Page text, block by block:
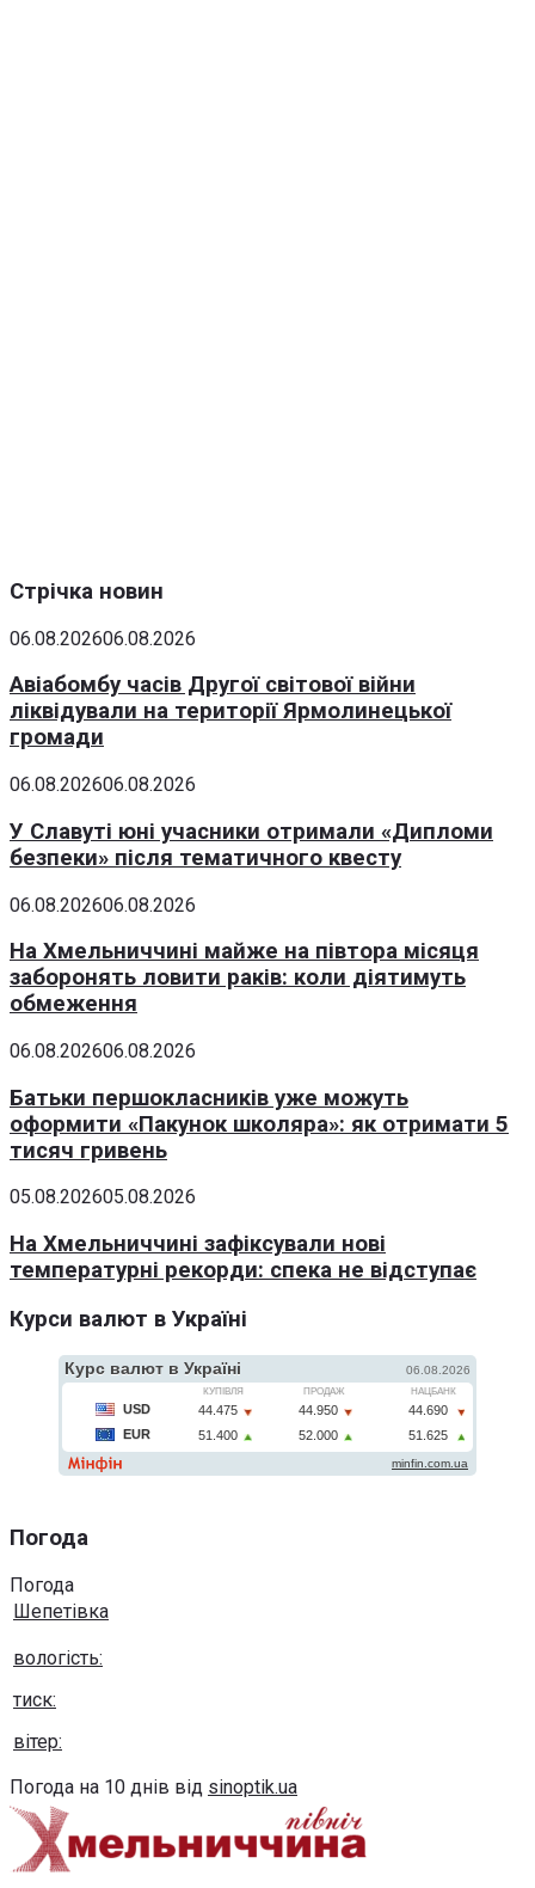
Стрічка новин
06.08.202606.08.2026
Авіабомбу часів Другої світової війни
ліквідували на території Ярмолинецької
громади
06.08.202606.08.2026
У Славуті юні учасники отримали «Дипломи
безпеки» після тематичного квесту
06.08.202606.08.2026
На Хмельниччині майже на півтора місяця
заборонять ловити раків: коли діятимуть
обмеження
06.08.202606.08.2026
Батьки першокласників уже можуть
оформити «Пакунок школяра»: як отримати 5
тисяч гривень
05.08.202605.08.2026
На Хмельниччині зафіксували нові
температурні рекорди: спека не відступає
Курси валют в Україні
Погода
Погода
Шепетівка
вологість:
тиск:
вітер:
Погода на 10 днів від sinoptik.ua